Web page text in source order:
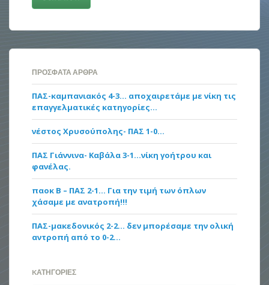
ΠΡΌΣΦΑΤΑ ΆΡΘΡΑ
ΠΑΣ-καμπανιακός 4-3… αποχαιρετάμε με νίκη τις
επαγγελματικές κατηγορίες…
νέστος Χρυσούπολης- ΠΑΣ 1-0…
ΠΑΣ Γιάννινα- Καβάλα 3-1…νίκη γοήτρου και
φανέλας.
παοκ Β – ΠΑΣ 2-1… Για την τιμή των όπλων
χάσαμε με ανατροπή!!!
ΠΑΣ-μακεδονικός 2-2… δεν μπορέσαμε την ολική
αντροπή από το 0-2…
KΑΤΗΓΟΡΊΕΣ